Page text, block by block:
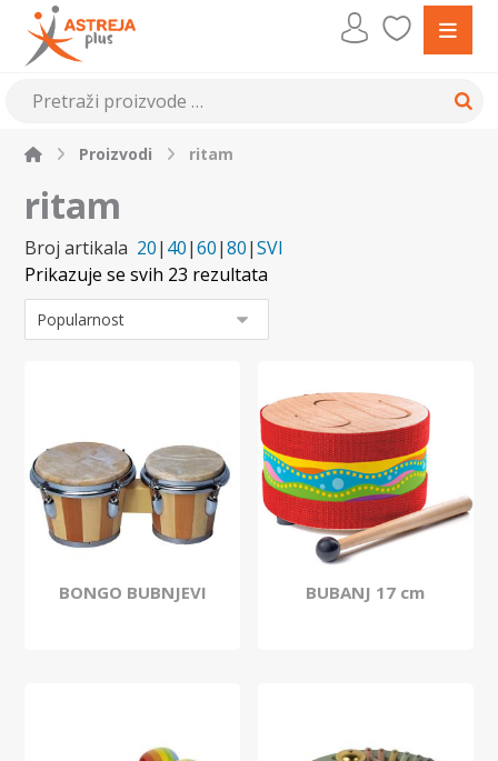
Proizvodi ritam
ritam
Broj artikala 20| 40|60|80|SVI
Prikazuje se svih 23 rezultata
BONGO BUBNJEVI BUBANJ 17 cm